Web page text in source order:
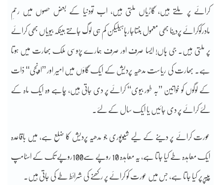
کرائے پر ملتے ہیں، گاڑیاں ملتی ہیں، اب تودنیا کے بعض حصوں میں رحمِ
مادرکوکرائے پردینا بھی معمول بنتاجارہاہیلیکن کم ہی لوگ جانتے ہیںکہ بیویاں بھی کرائے
پر ملتی ہیں۔ جی ہاں! ایسا صرف اور صرف ہمارے پڑوسی ملک بھارت میں ہوتا
ہے۔ بھارت کی ریاست مدھیہ پردیش کے ایک گاؤں میں امیر اور ’’اونچی‘‘ ذات
کے لوگوں کو خواتین ’’بہ طور بیوی‘‘ کرائے پر دی جاتی ہیں، چاہے وہ ایک ماہ کے
لئے کرائے پر دی جائیں یا ایک سال کے لئے۔
عورت کرائے پر دینے کے لیے شیوپوری جو مدھیہ پردیش کا ضلع ہے، میں باقاعدہ
ایک معاہدہ طے کیا جاتا ہے، یہ معاہدہ 10 روپے سے100روپے تک کے اسٹامپ
پیپر پر کیا جاتا ہے، جس میں عورت کو کرائے پر رکھنے کی شرائط طے کی جاتی ہیں۔